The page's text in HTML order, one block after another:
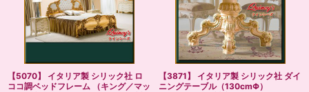
【5070】 イタリア製 シリック社 ロ
ココ調ベッドフレーム （キング／マッ
【3871】 イタリア製 シリック社 ダイ
ニングテーブル（130cmΦ）